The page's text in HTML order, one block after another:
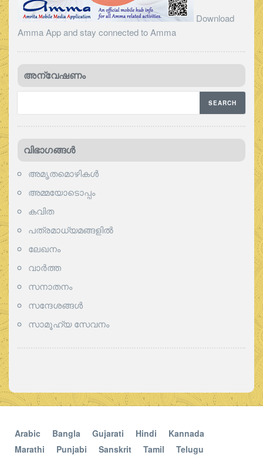
Download
Amma App and stay connected to Amma
അന്വേഷണം
വിഭാഗങ്ങള്‍
അമൃതമൊഴികള്‍
അമ്മയോടൊപ്പം
കവിത
പത്രമാധ്യമങ്ങളില്‍
ലേഖനം
വാര്‍ത്ത
സനാതനം
സന്ദേശങ്ങൾ
സാമൂഹ്യ സേവനം
Arabic Bangla Gujarati Hindi
Kannada
Marathi
Punjabi Sanskrit Tamil Telugu